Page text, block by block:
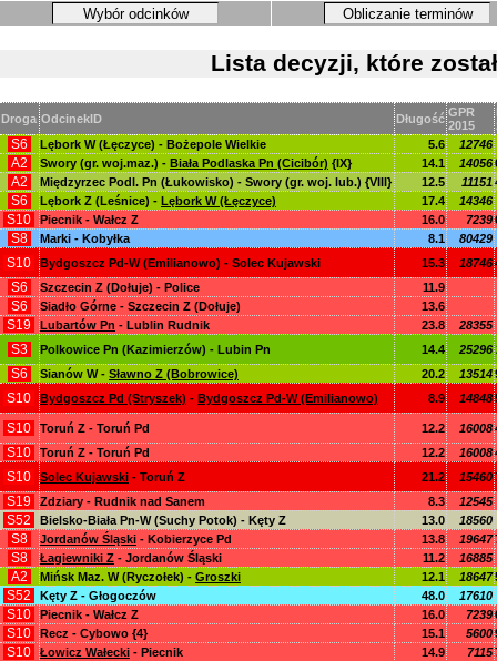
Wybór odcinków Obliczanie terminów
Lista decyzji, które
Droga OdcinekID Długość GPR
2015
S6 Lębork W (Łęczyce) - Bożepole Wielkie 5.6 12746
A2 Swory (gr. woj.maz.) - Biała Podlaska Pn (Cicibór) {IX} 14.1 14056
A2 Międzyrzec Podl. Pn (Łukowisko) - Swory (gr. woj. lub.) {VIII} 12.5 11151
S6 Lębork Z (Leśnice) - Lębork W (Łęczyce) 17.4 14346
S10 Piecnik - Wałcz Z 16.0 7239
S8 Marki - Kobyłka 8.1 80429
S10 Bydgoszcz Pd-W (Emilianowo) - Solec Kujawski 15.3 18746
S6 Szczecin Z (Dołuje) - Police 11.9
S6 Siadło Górne - Szczecin Z (Dołuje) 13.6
S19 Lubartów Pn - Lublin Rudnik 23.8 28355
S3 Polkowice Pn (Kazimierzów) - Lubin Pn 14.4 25296
S6 Sianów W - Sławno Z (Bobrowice) 20.2 13514
S10 Bydgoszcz Pd (Stryszek) - Bydgoszcz Pd-W (Emilianowo) 8.9 14848
S10 Toruń Z - Toruń Pd 12.2 16008
S10 Toruń Z - Toruń Pd 12.2 16008
S10 Solec Kujawski - Toruń Z 21.2 15460
S19 Zdziary - Rudnik nad Sanem 8.3 12545
S52 Bielsko-Biała Pn-W (Suchy Potok) - Kęty Z 13.0 18560
S8 Jordanów Śląski - Kobierzyce Pd 13.8 19647
S8 Łagiewniki Z - Jordanów Śląski 11.2 16885
A2 Mińsk Maz. W (Ryczołek) - Groszki 12.1 18647
S52 Kęty Z - Głogoczów 48.0 17610
S10 Piecnik - Wałcz Z 16.0 7239
S10 Recz - Cybowo {4} 15.1 5600
S10 Łowicz Wałecki - Piecnik 14.9 7115